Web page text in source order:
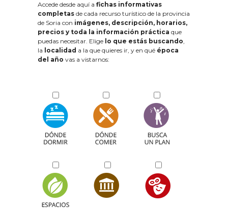
Accede desde aquí a fichas informativas
completas de cada recurso turístico de la provincia
de Soria con imágenes, descripción, horarios,
precios y toda la información práctica que
puedas necesitar. Elige lo que estás buscando,
la localidad a la que quieres ir, y en qué época
del año vas a vistarnos: